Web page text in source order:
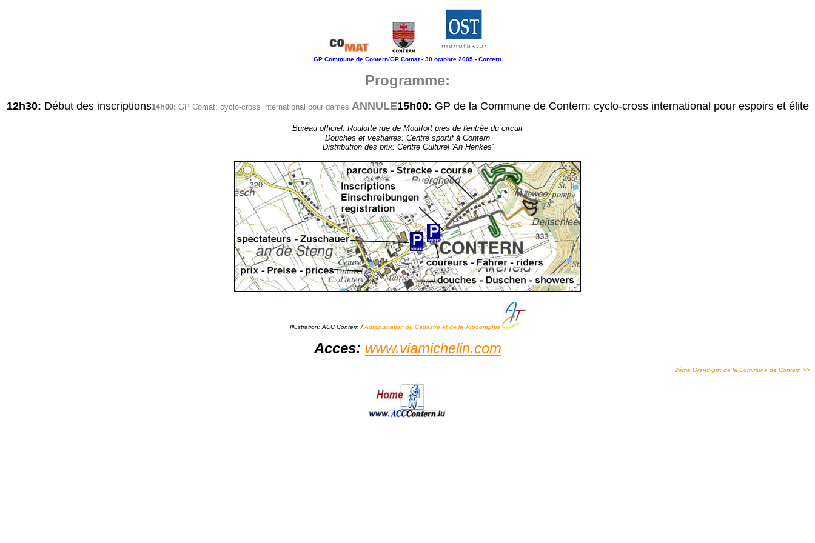
GP Commune de Contern/GP Comat - 30 octobre 2005 - Contern
Programme:
12h30: Début des inscriptions14h00: GP Comat: cyclo-cross international pour dames ANNULE15h00: GP de la Commune de Contern: cyclo-cross international pour espoirs et élite
Bureau officiel: Roulotte rue de Moutfort près de l'entrée du circuit
Douches et vestiaires: Centre sportif à Contern
Distribution des prix: Centre Culturel 'An Henkes'
Illustration: ACC Contern /Administration du Cadastre et de la Topographie
Acces: www.viamichelin.com
2ème Grand-prix de la Commune de Contern >>